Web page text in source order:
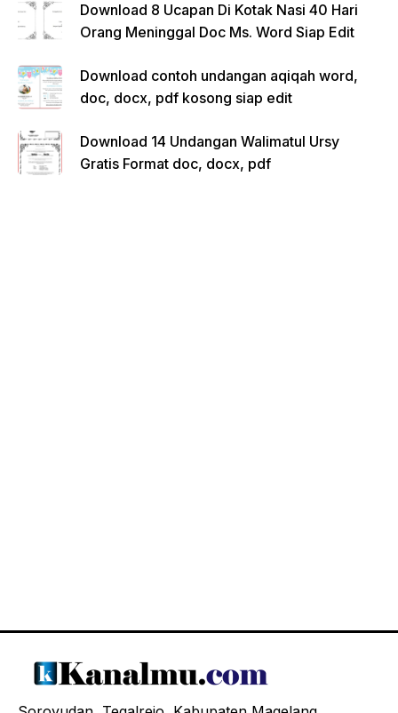
Download 8 Ucapan Di Kotak Nasi 40 Hari
Orang Meninggal Doc Ms. Word Siap Edit
Download contoh undangan aqiqah word,
doc, docx, pdf kosong siap edit
Download 14 Undangan Walimatul Ursy
Gratis Format doc, docx, pdf